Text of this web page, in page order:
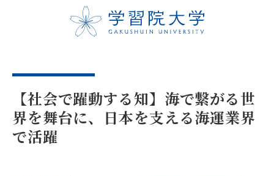
【社会で躍動する知】海で繋がる世
界を舞台に、日本を支える海運業界
で活躍